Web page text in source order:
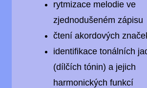
rytmizace melodie ve
zjednodušeném zápisu
čtení akordových
identifikace tonálních
(dílčích tónin) a jejich
harmonických funkcí